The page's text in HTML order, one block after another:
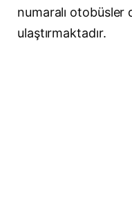
numaralı
ulaştırmaktadır.